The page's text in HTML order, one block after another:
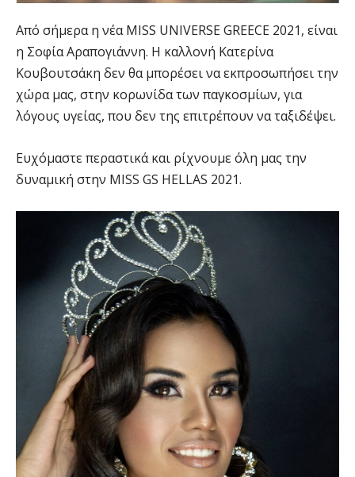
Από σήμερα η νέα MISS UNIVERSE GREECE 2021, είναι
η Σοφία Αραπογιάννη. Η καλλονή Κατερίνα
Κουβουτσάκη δεν θα μπορέσει να εκπροσωπήσει την
χώρα μας, στην κορωνίδα των παγκοσμίων, για
λόγους υγείας, που δεν της επιτρέπουν να ταξιδέψει.
Ευχόμαστε περαστικά και ρίχνουμε όλη μας την
δυναμική στην MISS GS HELLAS 2021.